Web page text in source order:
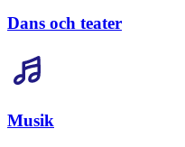
Dans och teater
Musik